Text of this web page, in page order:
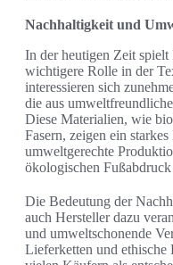
Nachhaltigkeit und
In der heutigen Zeit
wichtigere Rolle in der
interessieren sich
die aus
Diese Materialien, wie
Fasern, zeigen ein
umweltgerechte
ökologischen
Die Bedeutung der
auch Hersteller dazu
und umweltschonende
Lieferketten und ethische